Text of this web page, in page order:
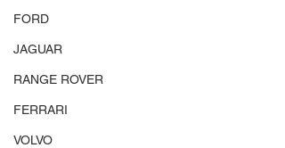
FORD
JAGUAR
RANGE ROVER
FERRARI
VOLVO